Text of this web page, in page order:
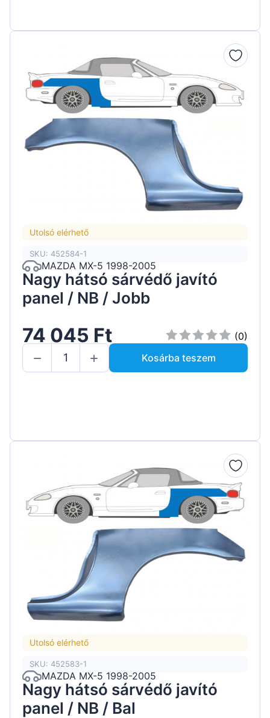
Utolsó elérhető
SKU: 452584-1
MAZDA MX-5 1998-2005
Nagy hátsó sárvédő javító
panel / NB / Jobb
74 045 Ft
(0)
Kosárba teszem
Utolsó elérhető
SKU: 452583-1
MAZDA MX-5 1998-2005
Nagy hátsó sárvédő javító
panel / NB / Bal